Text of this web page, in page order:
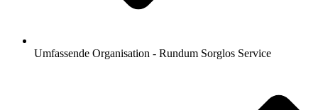
Umfassende Organisation - Rundum Sorglos Service